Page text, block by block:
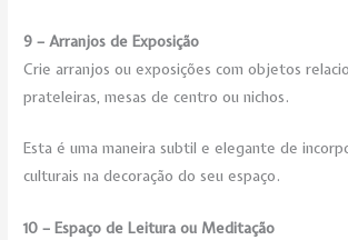
9 – Arranjos de Exposição
Crie arranjos ou exposições com objetos
prateleiras, mesas de centro ou nichos.
Esta é uma maneira subtil e elegante de
culturais na decoração do seu espaço.
10 – Espaço de Leitura ou Meditação